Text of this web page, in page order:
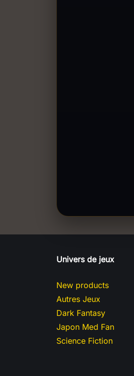
Univers de jeux
New products
Autres Jeux
Dark Fantasy
Japon Med Fan
Science Fiction